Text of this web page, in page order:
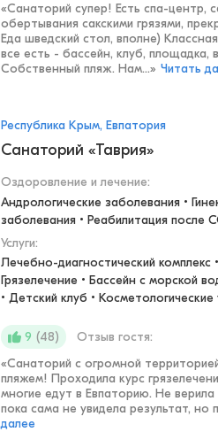
«Санаторий супер! Есть спа-центр,
обертывания сакскими грязями,
Еда шведский стол, вполне)
все есть - бассейн, клуб, площадка,
Собственный пляж. Нам...» Читать
Республика Крым, Евпатория
Санаторий «Таврия»
Оздоровление и лечение:
Андрологические заболевания •
заболевания • Реабилитация после
Услуги:
Лечебно-диагностический комплекс
Грязелечение • Бассейн с морской
• Детский клуб •
9 (48)
Отзыв гостя:
«Санаторий с огромной
пляжем! Проходила курс
многие едут в Евпаторию. Не
пока сама не увидела результат, но
далее